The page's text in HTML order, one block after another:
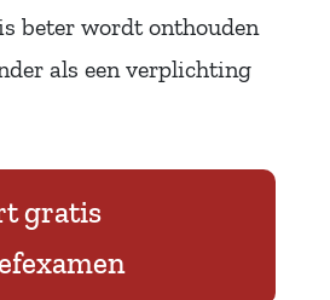
beter wordt onthouden
als een verplichting
gratis